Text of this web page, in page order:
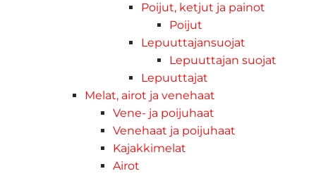
Poijut, ketjut ja painot
Poijut
Lepuuttajansuojat
Lepuuttajan suojat
Lepuuttajat
Melat, airot ja venehaat
Vene- ja poijuhaat
Venehaat ja poijuhaat
Kajakkimelat
Airot